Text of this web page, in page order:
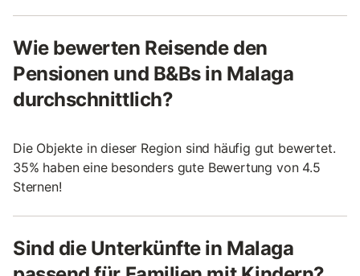
Wie bewerten Reisende den
Pensionen und B&Bs in Malaga
durchschnittlich?
Die Objekte in dieser Region sind häufig gut bewertet.
35% haben eine besonders gute Bewertung von 4.5
Sternen!
Sind die Unterkünfte in Malaga